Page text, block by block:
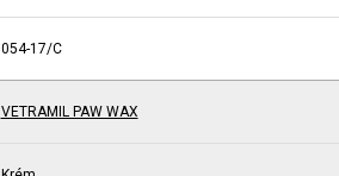
054-17/C
VETRAMIL PAW WAX